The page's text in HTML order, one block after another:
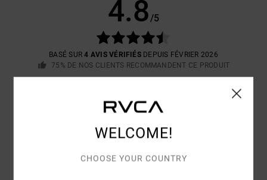
4.8/5
BASÉ SUR4 AVIS VÉRIFIÉSDEPUIS FÉVRIER 2026
75% DE NOS CLIENTS RECOMMANDENT CE PRODUIT
TROP PETITTROP GRAND
4.8
WELCOME!
CHOOSE YOUR COUNTRY